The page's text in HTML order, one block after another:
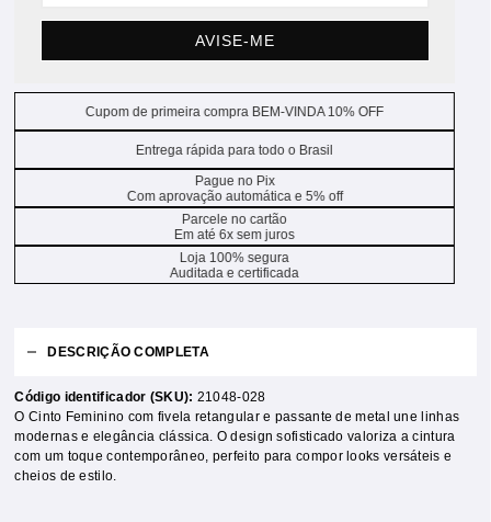
AVISE-ME
Cupom de primeira compra BEM-VINDA 10% OFF
Entrega rápida para todo o Brasil
Pague no Pix
Com aprovação automática e 5% off
Parcele no cartão
Em até 6x sem juros
Loja 100% segura
Auditada e certificada
DESCRIÇÃO COMPLETA
Código identificador (SKU): 21048-028
O Cinto Feminino com fivela retangular e passante de metal une linhas
modernas e elegância clássica. O design sofisticado valoriza a cintura
com um toque contemporâneo, perfeito para compor looks versáteis e
cheios de estilo.